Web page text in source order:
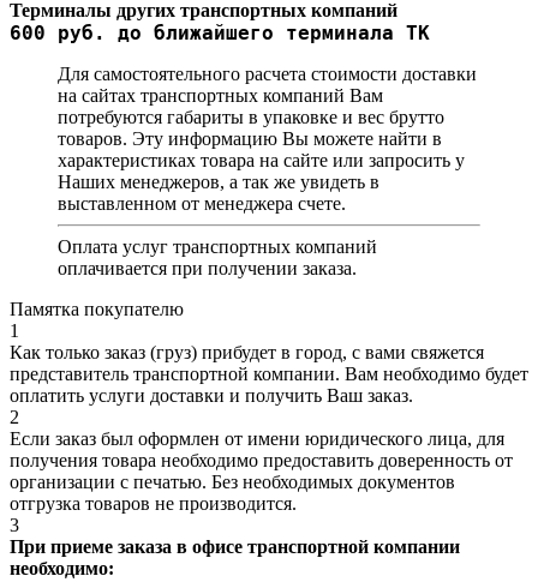
Терминалы других транспортных компаний
600 руб. до ближайшего терминала ТК
Для самостоятельного расчета стоимости доставки
на сайтах транспортных компаний Вам
потребуются габариты в упаковке и вес брутто
товаров. Эту информацию Вы можете найти в
характеристиках товара на сайте или запросить у
Наших менеджеров, а так же увидеть в
выставленном от менеджера счете.
Оплата услуг транспортных компаний
оплачивается при получении заказа.
Памятка покупателю
1
Как только заказ (груз) прибудет в город, с вами свяжется
представитель транспортной компании. Вам необходимо будет
оплатить услуги доставки и получить Ваш заказ.
2
Если заказ был оформлен от имени юридического лица, для
получения товара необходимо предоставить доверенность от
организации с печатью. Без необходимых документов
отгрузка товаров не производится.
3
При приеме заказа в офисе транспортной компании
необходимо: